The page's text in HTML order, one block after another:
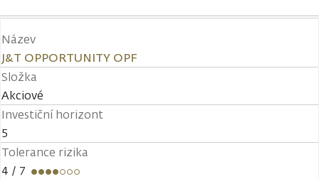
Název
J&T OPPORTUNITY OPF
Složka
Akciové
Investiční horizont
5
Tolerance rizika
4 / 7